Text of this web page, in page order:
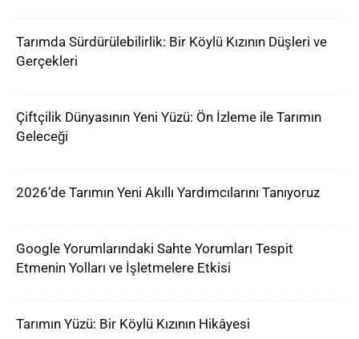
Tarımda Sürdürülebilirlik: Bir Köylü Kızının Düşleri ve
Gerçekleri
Çiftçilik Dünyasının Yeni Yüzü: Ön İzleme ile Tarımın
Geleceği
2026’de Tarımın Yeni Akıllı Yardımcılarını Tanıyoruz
Google Yorumlarındaki Sahte Yorumları Tespit
Etmenin Yolları ve İşletmelere Etkisi
Tarımın Yüzü: Bir Köylü Kızının Hikâyesi